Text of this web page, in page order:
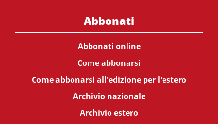
Abbonati
Abbonati online
Come abbonarsi
Come abbonarsi all'edizione per l'estero
Archivio nazionale
Archivio estero